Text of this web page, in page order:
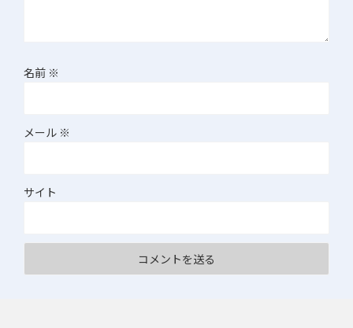
名前 ※
メール ※
サイト